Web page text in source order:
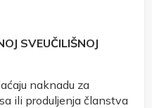
SVEUČILIŠNOJ
naknadu za
ili produljenja članstva